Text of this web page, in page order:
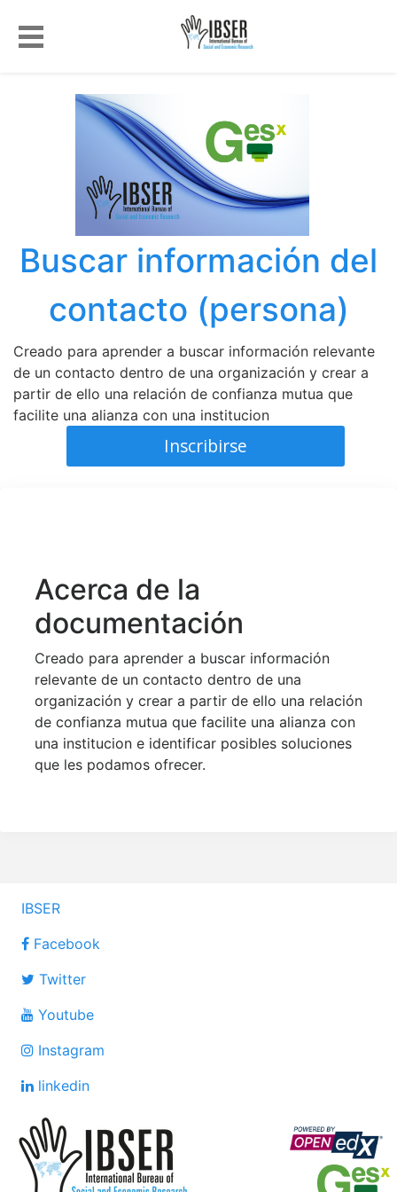
Buscar información del
contacto (persona)
Creado para aprender a buscar información relevante
de un contacto dentro de una organización y crear a
partir de ello una relación de confianza mutua que
facilite una alianza con una institucion
Inscribirse
Acerca de la
documentación
Creado para aprender a buscar información
relevante de un contacto dentro de una
organización y crear a partir de ello una relación
de confianza mutua que facilite una alianza con
una institucion e identificar posibles soluciones
que les podamos ofrecer.
IBSER
Facebook
Twitter
Youtube
Instagram
linkedin